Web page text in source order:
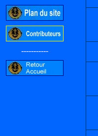
-----------